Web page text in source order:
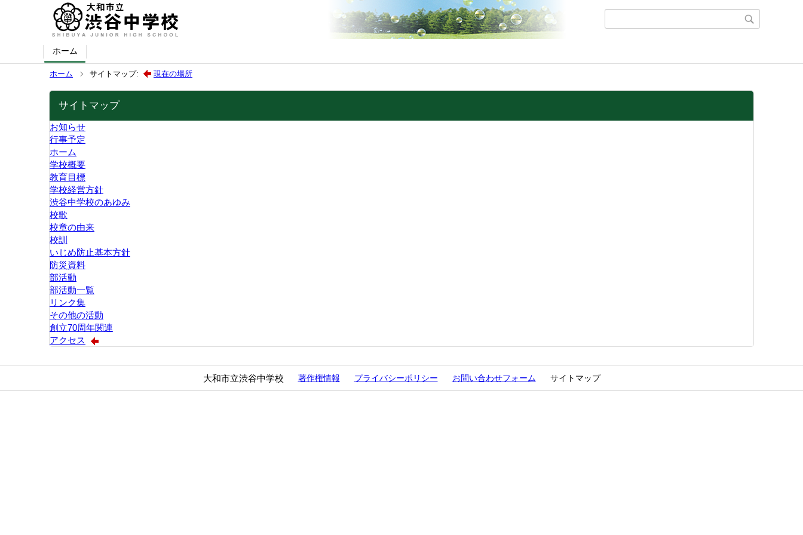
ホーム
ホーム サイトマップ: 現在の場所
サイトマップ
お知らせ
行事予定
ホーム
学校概要
教育目標
学校経営方針
渋谷中学校のあゆみ
校歌
校章の由来
校訓
いじめ防止基本方針
防災資料
部活動
部活動一覧
リンク集
その他の活動
創立70周年関連
アクセス
大和市立渋谷中学校 著作権情報 プライバシーポリシー お問い合わせフォーム サイトマップ